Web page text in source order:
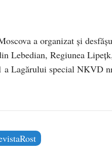
a organizat şi
Lebedian, Regiunea
a Lagărului special NKVD